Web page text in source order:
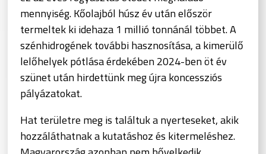
mennyiség. Kőolajból húsz év után először
termeltek ki idehaza 1 millió tonnánál többet. A
szénhidrogének további hasznosítása, a kimerülő
lelőhelyek pótlása érdekében 2024-ben öt év
szünet után hirdettünk meg újra koncessziós
pályázatokat.
Hat területre meg is találtuk a nyerteseket, akik
hozzáláthatnak a kutatáshoz és kitermeléshez.